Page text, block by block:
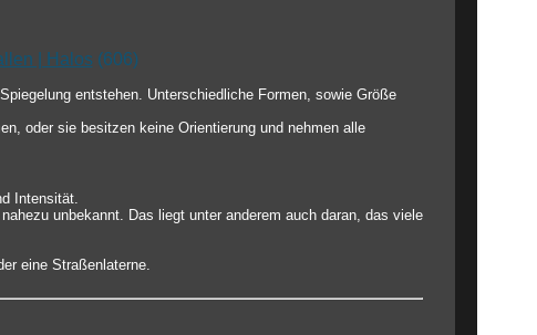
| Halos (606)
entstehen. Unterschiedliche Formen, sowie Größe
oder sie besitzen keine Orientierung und nehmen alle
Intensität.
unbekannt. Das liegt unter anderem auch daran, das viele
eine Straßenlaterne.